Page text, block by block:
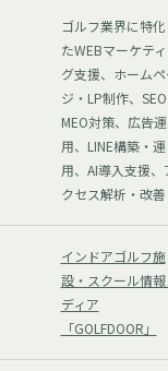
ゴルフ業界に特
たWEBマーケテ
グ支援、ホーム
ジ・LP制作、
MEO対策、広告運
用、LINE構築・運
用、AI導入支援、
クセス解析・改善
インドアゴルフ施
設・スクール情
ディア
「GOLFDOOR」